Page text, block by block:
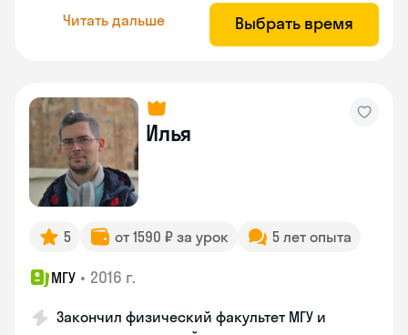
Читать дальше Выбрать время
Илья
5 от 1590 ₽ за урок 5 лет опыта
МГУ • 2016 г.
Закончил физический факультет МГУ и